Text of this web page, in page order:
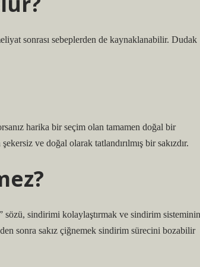
sonrası sebeplerden de kaynaklanabilir. Dudak
harika bir seçim olan tamamen doğal bir
ve doğal olarak tatlandırılmış bir sakızdır.
sözü, sindirimi kolaylaştırmak ve sindirim sisteminin
sonra sakız çiğnemek sindirim sürecini bozabilir